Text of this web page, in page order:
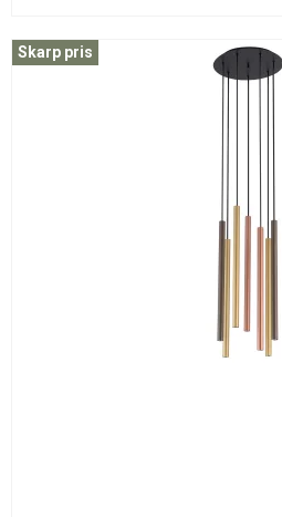
Skarp pris